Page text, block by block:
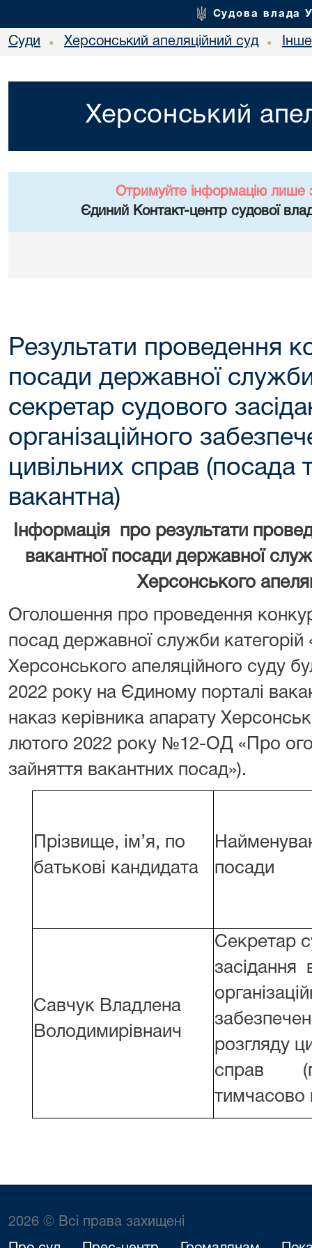
Судова влада
Суди • Херсонський апеляційний суд • Інше
Херсонський
Отримуйте інформацію лише
Єдиний Контакт-центр судової
Результати проведення
посади державної служби
cекретар судового
організаційного
цивільних справ (посада
вакантна)
Інформація про результати
вакантної посади державної
Херсонського
Оголошення про проведення
посад державної служби
Херсонського апеляційного суду
2022 року на Єдиному порталі
наказ керівника апарату
лютого 2022 року №12-ОД «Про
зайняття вакантних посад»).
Прізвище, ім’я, по
батькові кандидата
посади
Савчук Владлена
Володимирівнаич
Секретар
засідання
розгляду
справ
тимчасово
2026 © Всі права захищені